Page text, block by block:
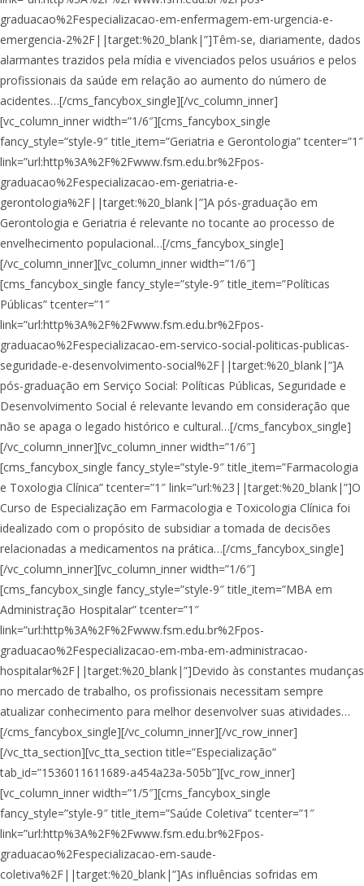
graduacao%2Fespecializacao-em-enfermagem-em-urgencia-e-
emergencia-2%2F||target:%20_blank|”]Têm-se, diariamente, dados
alarmantes trazidos pela mídia e vivenciados pelos usuários e pelos
profissionais da saúde em relação ao aumento do número de
acidentes…[/cms_fancybox_single][/vc_column_inner]
[vc_column_inner width=”1/6″][cms_fancybox_single
fancy_style=”style-9″ title_item=”Geriatria e Gerontologia” tcenter=”1″
link=”url:http%3A%2F%2Fwww.fsm.edu.br%2Fpos-
graduacao%2Fespecializacao-em-geriatria-e-
gerontologia%2F||target:%20_blank|”]A pós-graduação em
Gerontologia e Geriatria é relevante no tocante ao processo de
envelhecimento populacional…[/cms_fancybox_single]
[/vc_column_inner][vc_column_inner width=”1/6″]
[cms_fancybox_single fancy_style=”style-9″ title_item=”Políticas
Públicas” tcenter=”1″
link=”url:http%3A%2F%2Fwww.fsm.edu.br%2Fpos-
graduacao%2Fespecializacao-em-servico-social-politicas-publicas-
seguridade-e-desenvolvimento-social%2F||target:%20_blank|”]A
pós-graduação em Serviço Social: Políticas Públicas, Seguridade e
Desenvolvimento Social é relevante levando em consideração que
não se apaga o legado histórico e cultural…[/cms_fancybox_single]
[/vc_column_inner][vc_column_inner width=”1/6″]
[cms_fancybox_single fancy_style=”style-9″ title_item=”Farmacologia
e Toxologia Clínica” tcenter=”1″ link=”url:%23||target:%20_blank|”]O
Curso de Especialização em Farmacologia e Toxicologia Clínica foi
idealizado com o propósito de subsidiar a tomada de decisões
relacionadas a medicamentos na prática…[/cms_fancybox_single]
[/vc_column_inner][vc_column_inner width=”1/6″]
[cms_fancybox_single fancy_style=”style-9″ title_item=”MBA em
Administração Hospitalar” tcenter=”1″
link=”url:http%3A%2F%2Fwww.fsm.edu.br%2Fpos-
graduacao%2Fespecializacao-em-mba-em-administracao-
hospitalar%2F||target:%20_blank|”]Devido às constantes mudanças
no mercado de trabalho, os profissionais necessitam sempre
atualizar conhecimento para melhor desenvolver suas atividades…
[/cms_fancybox_single][/vc_column_inner][/vc_row_inner]
[/vc_tta_section][vc_tta_section title=”Especialização”
tab_id=”1536011611689-a454a23a-505b”][vc_row_inner]
[vc_column_inner width=”1/5″][cms_fancybox_single
fancy_style=”style-9″ title_item=”Saúde Coletiva” tcenter=”1″
link=”url:http%3A%2F%2Fwww.fsm.edu.br%2Fpos-
graduacao%2Fespecializacao-em-saude-
coletiva%2F||target:%20_blank|”]As influências sofridas em